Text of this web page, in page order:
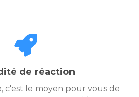
de réaction
c'est le moyen pour vous de